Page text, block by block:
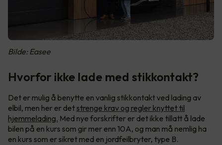
Bilde: Easee
Hvorfor ikke lade med stikkontakt?
Det er mulig å benytte en vanlig stikkontakt ved lading av
elbil, men her er detstrenge krav og regler knyttet til
hjemmelading. Med nye forskrifter er det ikke tillatt å lade
bilen på en kurs som gir mer enn 10A, og man må nemlig ha
en kurs som er sikret med en jordfeilbryter, type B.